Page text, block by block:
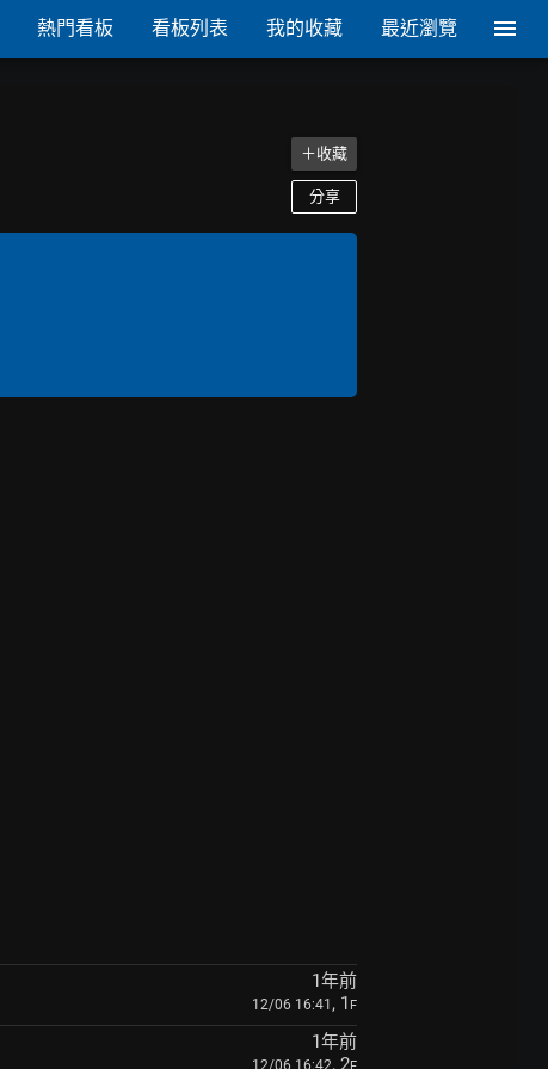
熱門看板 看板列表 我的收藏 最近瀏覽
＋收藏
分享
1年前
12/06 16:41 , 1 F
1年前
12/06 16:42, 2